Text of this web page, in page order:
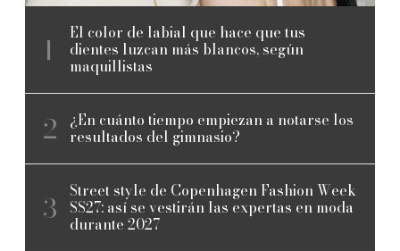
El color de labial que hace que tus
dientes luzcan más blancos, según
maquillistas
¿En cuánto tiempo empiezan a notarse los
resultados del gimnasio?
Street style de Copenhagen Fashion Week
SS27: así se vestirán las expertas en moda
durante 2027